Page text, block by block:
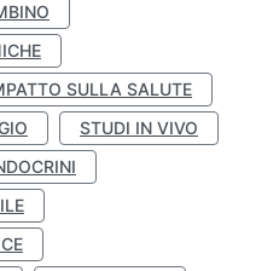
SULLA SALUTE
STUDI IN VIVO